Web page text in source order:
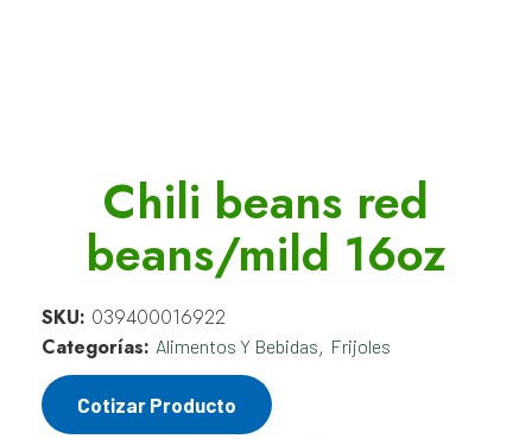
Chili beans red
beans/mild 16oz
SKU: 039400016922
Categorías: Alimentos Y Bebidas, Frijoles
Cotizar Producto